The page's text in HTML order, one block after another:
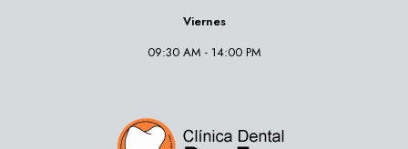
Viernes
09:30 AM - 14:00 PM